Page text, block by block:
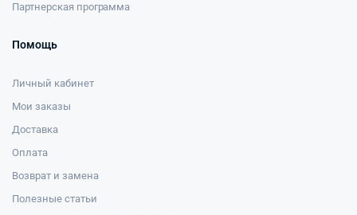
Партнерская программа
Помощь
Личный кабинет
Мои заказы
Доставка
Оплата
Возврат и замена
Полезные статьи